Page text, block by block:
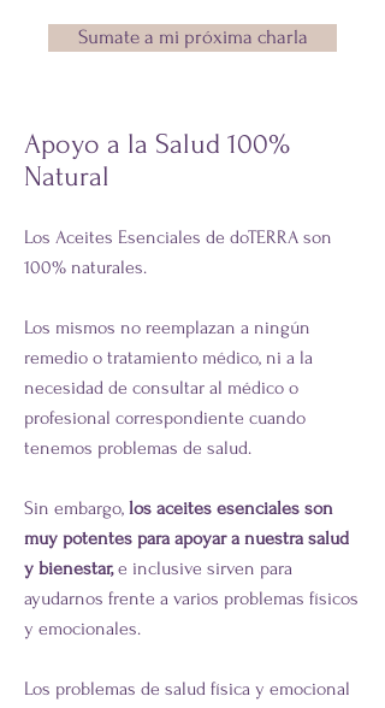
Sumate a mi próxima charla
Apoyo a la Salud 100%
Natural
Los Aceites Esenciales de doTERRA son
100% naturales.
Los mismos no reemplazan a ningún
remedio o tratamiento médico, ni a la
necesidad de consultar al médico o
profesional correspondiente cuando
tenemos problemas de salud.
Sin embargo, los aceites esenciales son
muy potentes para apoyar a nuestra salud
y bienestar,e inclusive sirven para
ayudarnos frente a varios problemas físicos
y emocionales.
Los problemas de salud física y emocional